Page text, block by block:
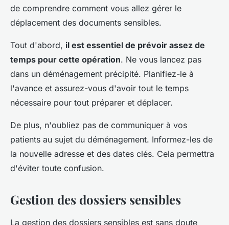
de comprendre comment vous allez gérer le
déplacement des documents sensibles.
Tout d'abord, il est essentiel de prévoir assez de
temps pour cette opération. Ne vous lancez pas
dans un déménagement précipité. Planifiez-le à
l'avance et assurez-vous d'avoir tout le temps
nécessaire pour tout préparer et déplacer.
De plus, n'oubliez pas de communiquer à vos
patients au sujet du déménagement. Informez-les de
la nouvelle adresse et des dates clés. Cela permettra
d'éviter toute confusion.
Gestion des dossiers sensibles
La gestion des dossiers sensibles est sans doute